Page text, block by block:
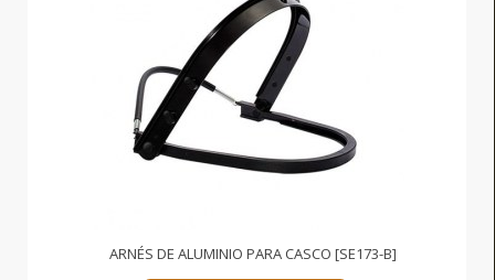
ARNÉS DE ALUMINIO PARA CASCO [SE173-B]